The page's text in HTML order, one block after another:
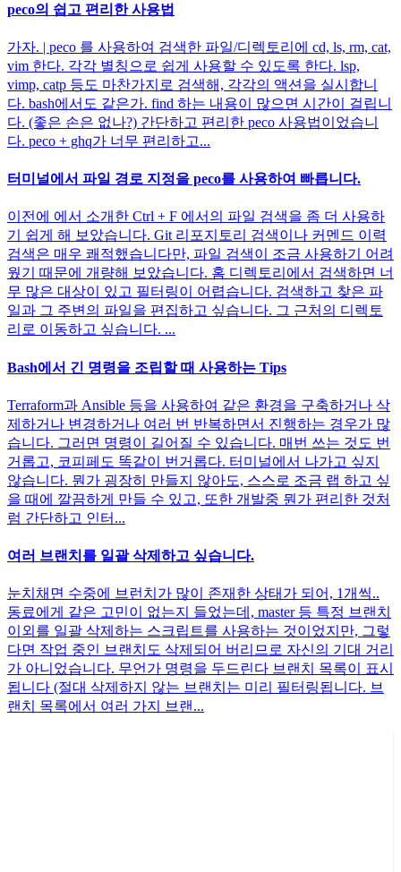
peco의 쉽고 편리한 사용법
가자. | peco 를 사용하여 검색한 파일/디렉토리에 cd, ls, rm, cat,
vim 한다. 각각 별칭으로 쉽게 사용할 수 있도록 한다. lsp,
vimp, catp 등도 마찬가지로 검색해, 각각의 액션을 실시합니
다. bash에서도 같은가. find 하는 내용이 많으면 시간이 걸립니
다. (좋은 손은 없나?) 간단하고 편리한 peco 사용법이었습니
다. peco + ghq가 너무 편리하고...
터미널에서 파일 경로 지정을 peco를 사용하여 빠릅니다.
이전에 에서 소개한 Ctrl + F 에서의 파일 검색을 좀 더 사용하
기 쉽게 해 보았습니다. Git 리포지토리 검색이나 커멘드 이력
검색은 매우 쾌적했습니다만, 파일 검색이 조금 사용하기 어려
웠기 때문에 개량해 보았습니다. 홈 디렉토리에서 검색하면 너
무 많은 대상이 있고 필터링이 어렵습니다. 검색하고 찾은 파
일과 그 주변의 파일을 편집하고 싶습니다. 그 근처의 디렉토
리로 이동하고 싶습니다. ...
Bash에서 긴 명령을 조립할 때 사용하는 Tips
Terraform과 Ansible 등을 사용하여 같은 환경을 구축하거나 삭
제하거나 변경하거나 여러 번 반복하면서 진행하는 경우가 많
습니다. 그러면 명령이 길어질 수 있습니다. 매번 쓰는 것도 번
거롭고, 코피페도 똑같이 번거롭다. 터미널에서 나가고 싶지
않습니다. 뭔가 굉장히 만들지 않아도, 스스로 조금 랩 하고 싶
을 때에 깔끔하게 만들 수 있고, 또한 개발중 뭔가 편리한 것처
럼 간단하고 인터...
여러 브랜치를 일괄 삭제하고 싶습니다.
눈치채면 수중에 브런치가 많이 존재한 상태가 되어, 1개씩..
동료에게 같은 고민이 없는지 들었는데, master 등 특정 브랜치
이외를 일괄 삭제하는 스크립트를 사용하는 것이었지만, 그렇
다면 작업 중인 브랜치도 삭제되어 버리므로 자신의 기대 거리
가 아니었습니다. 무언가 명령을 두드린다 브랜치 목록이 표시
됩니다 (절대 삭제하지 않는 브랜치는 미리 필터링됩니다. 브
랜치 목록에서 여러 가지 브랜...